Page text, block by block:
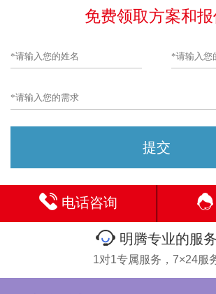
免费领取方案和报
电话咨询
明腾专业的服务
1对1专属服务，7×24服